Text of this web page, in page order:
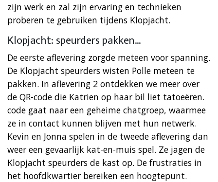
zijn werk en zal zijn ervaring en technieken
proberen te gebruiken tijdens Klopjacht.
Klopjacht: speurders pakken…
De eerste aflevering zorgde meteen voor spanning.
De Klopjacht speurders wisten Polle meteen te
pakken. In aflevering 2 ontdekken we meer over
de QR-code die Katrien op haar bil liet tatoeëren.
code gaat naar een geheime chatgroep, waarmee
ze in contact kunnen blijven met hun netwerk.
Kevin en Jonna spelen in de tweede aflevering dan
weer een gevaarlijk kat-en-muis spel. Ze jagen de
Klopjacht speurders de kast op. De frustraties in
het hoofdkwartier bereiken een hoogtepunt.